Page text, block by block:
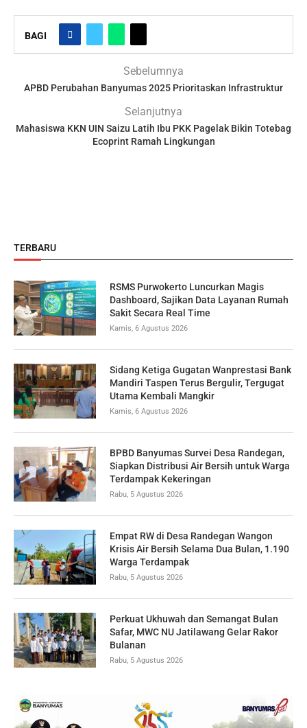
BAGI
Sebelumnya
APBD Perubahan Banyumas 2025 Prioritaskan Infrastruktur
Selanjutnya
Mahasiswa KKN UIN Saizu Latih Ibu PKK Pagelak Bikin Totebag
Ecoprint Ramah Lingkungan
TERBARU
RSMS Purwokerto Luncurkan Magis
Dashboard, Sajikan Data Layanan Rumah
Sakit Secara Real Time
Kamis, 6 Agustus 2026
Sidang Ketiga Gugatan Wanprestasi Bank
Mandiri Taspen Terus Bergulir, Tergugat
Utama Kembali Mangkir
Kamis, 6 Agustus 2026
BPBD Banyumas Survei Desa Randegan,
Siapkan Distribusi Air Bersih untuk Warga
Terdampak Kekeringan
Rabu, 5 Agustus 2026
Empat RW di Desa Randegan Wangon
Krisis Air Bersih Selama Dua Bulan, 1.190
Warga Terdampak
Rabu, 5 Agustus 2026
Perkuat Ukhuwah dan Semangat Bulan
Safar, MWC NU Jatilawang Gelar Rakor
Bulanan
Rabu, 5 Agustus 2026